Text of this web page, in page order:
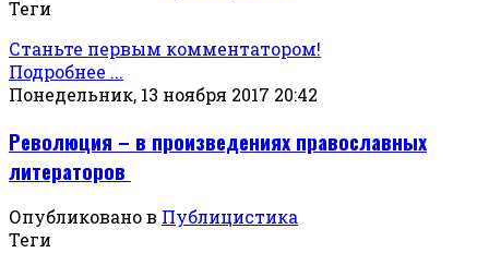
Теги
Станьте первым комментатором!
Подробнее ...
Понедельник, 13 ноября 2017 20:42
Революция – в произведениях православных
литераторов
Опубликовано в Публицистика
Теги